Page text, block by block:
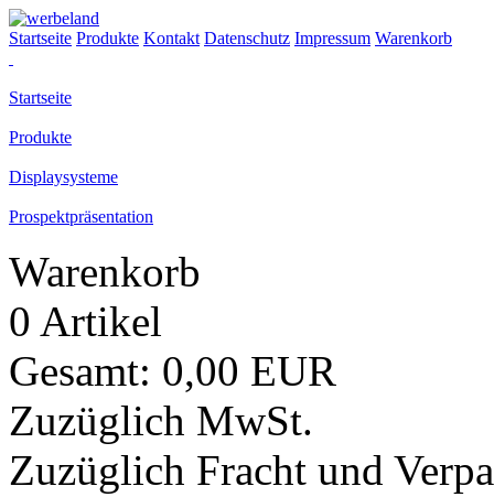
Startseite Produkte Kontakt Datenschutz Impressum Warenkorb
Startseite
Produkte
Displaysysteme
Prospektpräsentation
Warenkorb
0 Artikel
Gesamt: 0,00 EUR
Zuzüglich MwSt.
Zuzüglich Fracht und